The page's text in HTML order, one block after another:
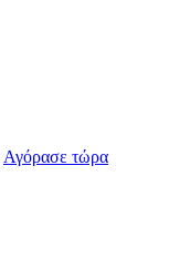
Αγόρασε τώρα